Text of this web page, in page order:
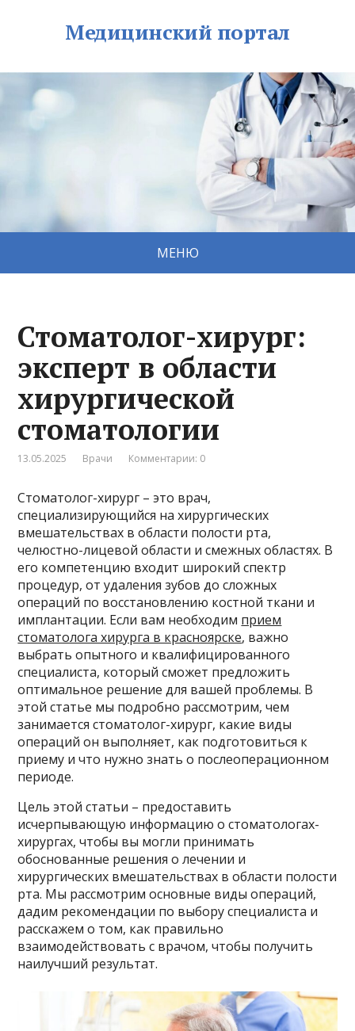
Медицинский портал
МЕНЮ
Стоматолог-хирург:
эксперт в области
хирургической
стоматологии
13.05.2025 Врачи Комментарии: 0
Стоматолог-хирург – это врач,
специализирующийся на хирургических
вмешательствах в области полости рта,
челюстно-лицевой области и смежных областях. В
его компетенцию входит широкий спектр
процедур, от удаления зубов до сложных
операций по восстановлению костной ткани и
имплантации. Если вам необходим прием
стоматолога хирурга в красноярске, важно
выбрать опытного и квалифицированного
специалиста, который сможет предложить
оптимальное решение для вашей проблемы. В
этой статье мы подробно рассмотрим, чем
занимается стоматолог-хирург, какие виды
операций он выполняет, как подготовиться к
приему и что нужно знать о послеоперационном
периоде.
Цель этой статьи – предоставить
исчерпывающую информацию о стоматологах-
хирургах, чтобы вы могли принимать
обоснованные решения о лечении и
хирургических вмешательствах в области полости
рта. Мы рассмотрим основные виды операций,
дадим рекомендации по выбору специалиста и
расскажем о том, как правильно
взаимодействовать с врачом, чтобы получить
наилучший результат.